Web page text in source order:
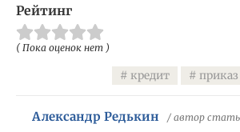
Рейтинг
( Пока оценок нет )
кредит приказ
Александр Редькин / автор